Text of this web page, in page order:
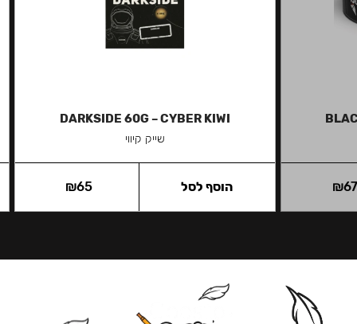
₪
DARKSIDE 60G – CYBER KIWI
שייק קיווי
₪65 הוסף לסל